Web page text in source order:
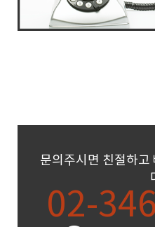
문의주시면 친절하고
02-